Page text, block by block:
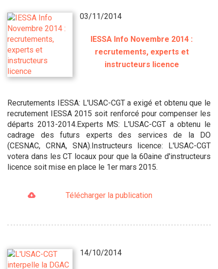
03/11/2014
IESSA Info Novembre 2014 :
recrutements, experts et
instructeurs licence
Recrutements IESSA: L'USAC-CGT a exigé et obtenu que le
recrutement IESSA 2015 soit renforcé pour compenser les
départs 2013-2014.Experts MS: L'USAC-CGT a obtenu le
cadrage des futurs experts des services de la DO
(CESNAC, CRNA, SNA).Instructeurs licence: L'USAC-CGT
votera dans les CT locaux pour que la 60aine d'instructeurs
licence soit mise en place le 1er mars 2015.
Télécharger la publication
14/10/2014